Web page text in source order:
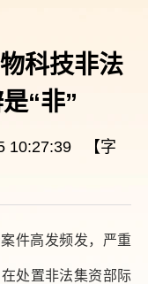
科技非法
“非”
10:27:39 【字
件高发频发，严重
处置非法集资部际